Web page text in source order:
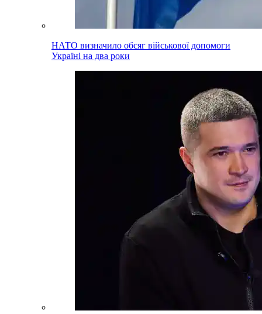
НАТО визначило обсяг військової допомоги
Україні на два роки